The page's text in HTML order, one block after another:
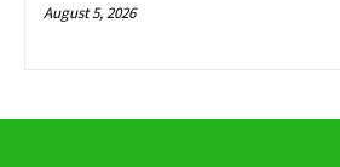
August 5, 2026